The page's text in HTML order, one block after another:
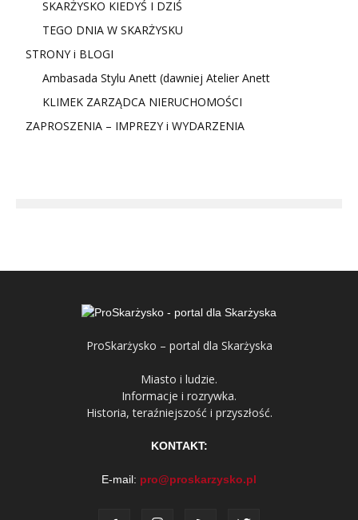
SKARŻYSKO KIEDYŚ I DZIŚ
TEGO DNIA W SKARŻYSKU
STRONY i BLOGI
Ambasada Stylu Anett (dawniej Atelier Anett
KLIMEK ZARZĄDCA NIERUCHOMOŚCI
ZAPROSZENIA – IMPREZY i WYDARZENIA
ProSkarżysko – portal dla Skarżyska
Miasto i ludzie.
Informacje i rozrywka.
Historia, teraźniejszość i przyszłość.
KONTAKT:
E-mail: pro@proskarzysko.pl